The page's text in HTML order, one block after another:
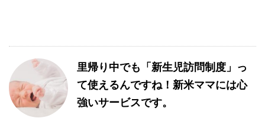
里帰り中でも「新生児訪問制度」っ
て使えるんですね！新米ママには心
強いサービスです。